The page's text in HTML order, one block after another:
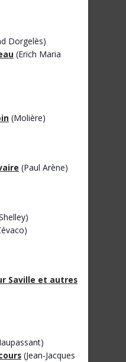
Dorgelès)
(Erich Maria
(Molière)
(Paul Arène)
Saville et autres
(Jean-Jacques